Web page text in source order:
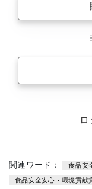
関連ワード： 食品安
食品安全安心・環境貢献